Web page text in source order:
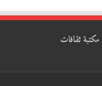
مكتبة ثقافات